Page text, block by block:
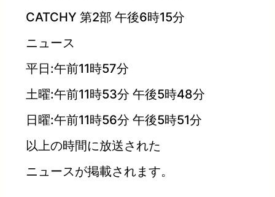
CATCHY 第2部 午後6時15分
ニュース
平日:午前11時57分
土曜:午前11時53分 午後5時48分
日曜:午前11時56分 午後5時51分
以上の時間に放送された
ニュースが掲載されます。